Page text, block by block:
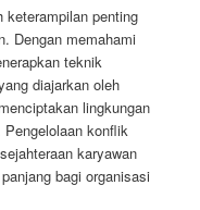
keterampilan penting
Dengan memahami
teknik
diajarkan oleh
lingkungan
konflik
karyawan
bagi organisasi